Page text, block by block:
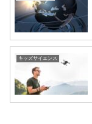
キッズサイエンス